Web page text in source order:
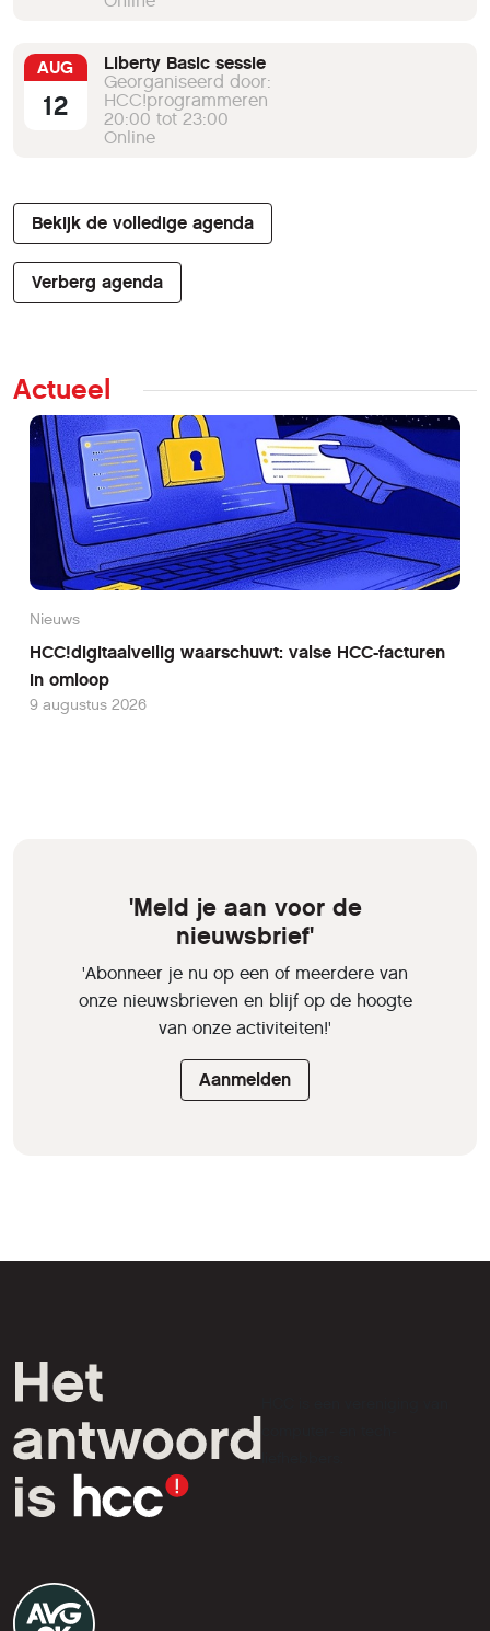
AUG
12
Liberty Basic sessie
Georganiseerd door:
HCC!programmeren
20:00 tot 23:00
Online
Bekijk de volledige agenda
Verberg agenda
Actueel
Nieuws
HCC!digitaalveilig waarschuwt: valse HCC-facturen
in omloop
9 augustus 2026
'Meld je aan voor de
nieuwsbrief'
'Abonneer je nu op een of meerdere van
onze nieuwsbrieven en blijf op de hoogte
van onze activiteiten!'
Aanmelden
liefhebbers.